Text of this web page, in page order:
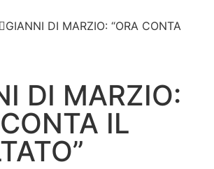
GIANNI DI MARZIO: “ORA CONTA
DI MARZIO:
IL